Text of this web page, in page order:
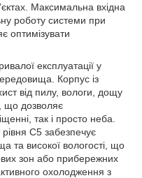
Максимальна вхідна
роботу системи при
оптимізувати
експлуатації у
Корпус із
від пилу, вологи, дощу
що дозволяє
так і просто неба.
C5 забезпечує
та високої вологості, що
зон або прибережних
охолодження з